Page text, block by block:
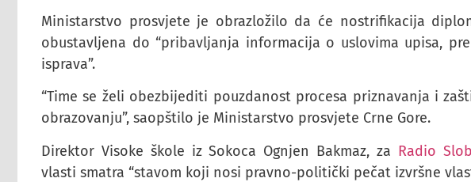
Ministarstvo prosvjete je obrazložilo da će nostrifikacija
obustavljena do “pribavljanja informacija o uslovima upisa,
isprava”.
“Time se želi obezbijediti pouzdanost procesa priznavanja i
obrazovanju”, saopštilo je Ministarstvo prosvjete Crne Gore.
Direktor Visoke škole iz Sokoca Ognjen Bakmaz, za Radio
vlasti smatra “stavom koji nosi pravno-politički pečat izvršne